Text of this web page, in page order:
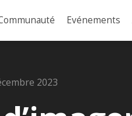
Evénements
2023